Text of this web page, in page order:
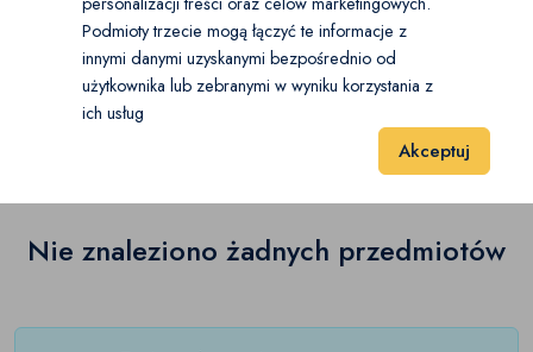
Chłodnia i izoterma (0)
Furgon (blaszak)
Kontener(0)
Plandeka(0)
Motoryzacja Dostawcze Pozostałe pojazdy dostawcze
Pozostałe pojazdy dostawcze (0)
20 60
Nie znaleziono żadnych przedmiotów
Podmioty trzecie mogą łączyć te informacje z
innymi danymi uzyskanymi bezpośrednio od
użytkownika lub zebranymi w wyniku korzystania z
ich usług
Akceptuj